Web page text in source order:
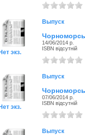
Нет экз.
Выпуск
14/06/2014 р.
ISBN відсутній
Нет экз.
Выпуск
07/06/2014 р.
ISBN відсутній
Выпуск